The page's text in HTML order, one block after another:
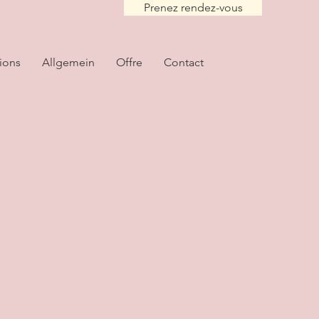
Prenez rendez-vous
Allgemein Offre Contact